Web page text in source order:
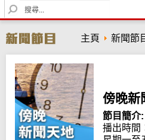
S
e
r
c
h
主頁 新聞節
傍晚新
節目簡介:
播出時間